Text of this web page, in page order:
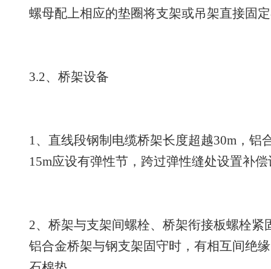
螺母配上相应的垫圈将支架或吊架直接固
3.2、桥架设备
1、直线段钢制电缆桥架长度超越30m，铝
15m应设有弹性节，跨过弹性缝处设置补
2、桥架与支架间螺栓、桥架衔接板螺栓
铝合金桥架与钢支架固守时，有相互间绝